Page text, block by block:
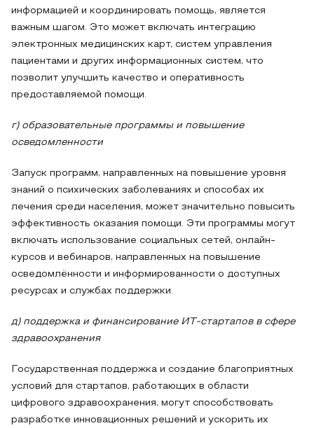
информацией и координировать помощь, является
важным шагом. Это может включать интеграцию
электронных медицинских карт, систем управления
пациентами и других информационных систем, что
позволит улучшить качество и оперативность
предоставляемой помощи.
г) образовательные программы и повышение
осведомленности
Запуск программ, направленных на повышение уровня
знаний о психических заболеваниях и способах их
лечения среди населения, может значительно повысить
эффективность оказания помощи. Эти программы могут
включать использование социальных сетей, онлайн-
курсов и вебинаров, направленных на повышение
осведомлённости и информированности о доступных
ресурсах и службах поддержки.
д) поддержка и финансирование ИТ-стартапов в сфере
здравоохранения
Государственная поддержка и создание благоприятных
условий для стартапов, работающих в области
цифрового здравоохранения, могут способствовать
разработке инновационных решений и ускорить их